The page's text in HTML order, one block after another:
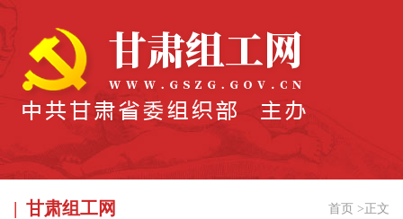
甘肃组工网 首页 > 正文